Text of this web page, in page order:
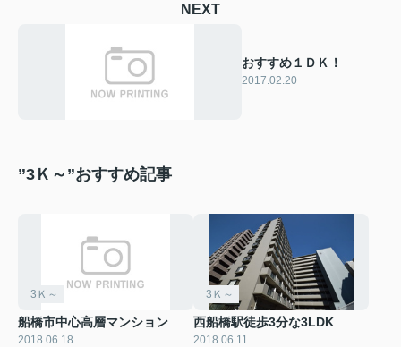
NEXT
おすすめ１ＤＫ！
2017.02.20
”3Ｋ～”おすすめ記事
3Ｋ～
船橋市中心高層マンション
2018.06.18
3Ｋ～
西船橋駅徒歩3分な3LDK
2018.06.11